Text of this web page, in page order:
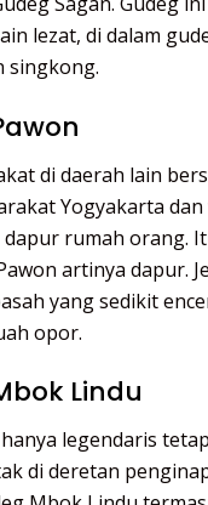
lezat, di dalam
singkong.
di daerah lain
Yogyakarta
rumah orang.
artinya dapur.
yang sedikit
opor.
Lindu
legendaris
di deretan